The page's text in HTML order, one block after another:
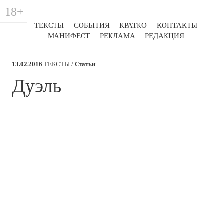
ТЕКСТЫ СОБЫТИЯ КРАТКО
КОНТАКТЫ
МАНИФЕСТ
РЕКЛАМА РЕДАКЦИЯ
18+
13.02.2016 ТЕКСТЫ / Статьи
​Дуэль